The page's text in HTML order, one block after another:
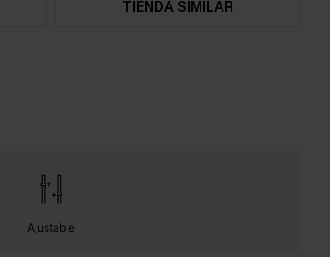
TIENDA SIMILAR
Ajustable